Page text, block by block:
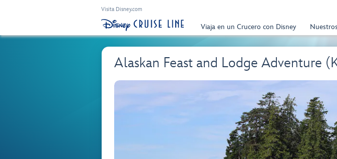
Visita Disney.com
Viaja en un Crucero con Disney
Alaskan Feast and Lodge Adventure